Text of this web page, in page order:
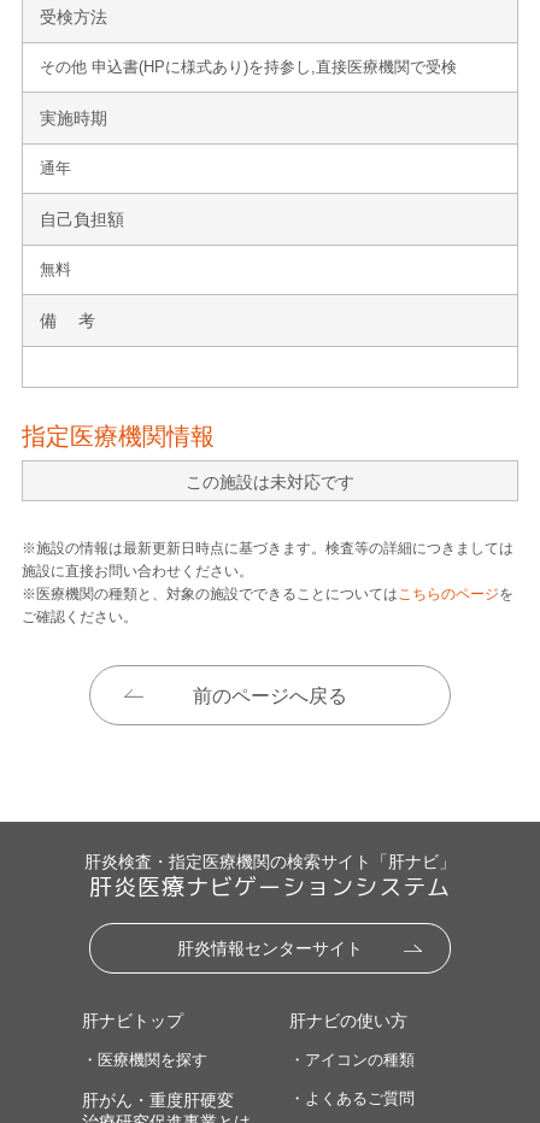
受検方法
その他 申込書(HPに様式あり)を持参し,直接医療機関で受検
実施時期
通年
自己負担額
無料
備 考
指定医療機関情報
この施設は未対応です
※施設の情報は最新更新日時点に基づきます。検査等の詳細につきましては
施設に直接お問い合わせください。
※医療機関の種類と、対象の施設でできることについてはこちらのページを
ご確認ください。
前のページへ戻る
肝炎検査・指定医療機関の検索サイト「肝ナビ」
肝炎医療ナビゲーションシステム
肝炎情報センターサイト
肝ナビトップ
・医療機関を探す
肝がん・重度肝硬変
肝ナビの使い方
・アイコンの種類
・よくあるご質問